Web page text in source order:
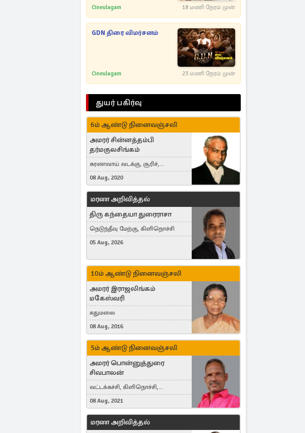
Cineulagam 18 மணி நேரம் முன்
GDN திரை விமர்சனம்
Cineulagam 23 மணி நேரம் முன்
துயர் பகிர்வு
6ம் ஆண்டு நினைவஞ்சலி
அமரர் சின்னத்தம்பி
தர்மகுலசிங்கம்
கரணவாய் வடக்கு, சூரிச்,
Switzerland
08 Aug, 2020
மரண அறிவித்தல்
திரு கந்தையா துரைராசா
நெடுந்தீவு மேற்கு, கிளிநொச்சி
05 Aug, 2026
10ம் ஆண்டு நினைவஞ்சலி
அமரர் இராஜலிங்கம்
மகேஸ்வரி
சுதுமலை
08 Aug, 2016
5ம் ஆண்டு நினைவஞ்சலி
அமரர் பொன்னுத்துரை
சிவபாலன்
வட்டக்கச்சி, கிளிநொச்சி,
வட்டக்கச்சி இராமநாதபுரம்
08 Aug, 2021
மரண அறிவித்தல்